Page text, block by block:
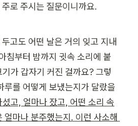
로 주시는 질문이니까요.
고도 어떤 날은 거의 잊고 지내
침부터 밤까지 귓속 소리에 붙
가 갑자기 커진 걸까요? 그렇
루를 어떻게 보냈는지가 달랐을
고, 얼마나 잤고, 어떤 소리 속
얼마나 분주했는지. 이런 사소해